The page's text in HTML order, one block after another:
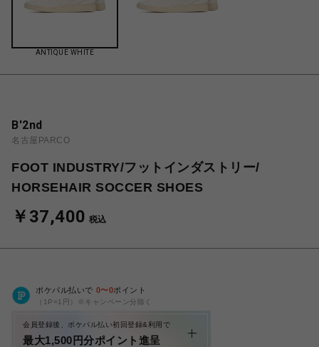
ANTIQUE WHITE
B'2nd
名古屋PARCO
FOOT INDUSTRY/フットインダストリー/
HORSEHAIR SOCCER SHOES
￥37,400 税込
ポケパル払いで 0〜0ポイント
（1P=1円）※キャンペーン分除く
会員登録後、ポケパル払い初回登録&利用で
最大1,500円分ポイント進呈